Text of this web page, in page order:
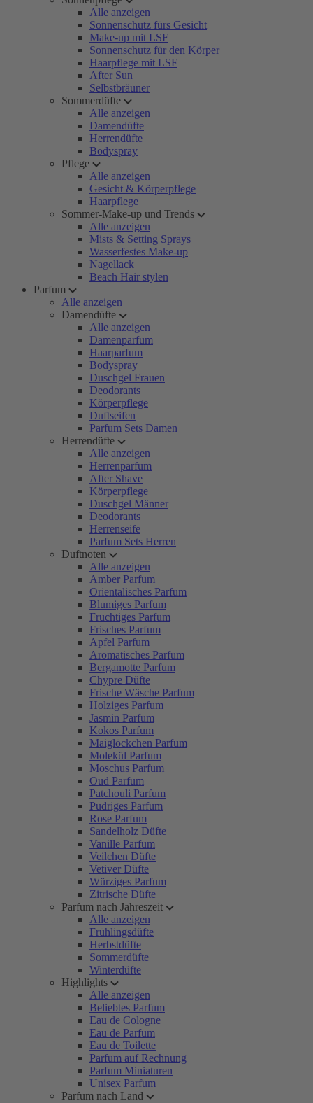
Alle anzeigen
Sonnenschutz fürs Gesicht
Make-up mit LSF
Sonnenschutz für den Körper
Haarpflege mit LSF
After Sun
Selbstbräuner
Sommerdüfte
Alle anzeigen
Damendüfte
Herrendüfte
Bodyspray
Pflege
Alle anzeigen
Gesicht & Körperpflege
Haarpflege
Sommer-Make-up und Trends
Alle anzeigen
Mists & Setting Sprays
Wasserfestes Make-up
Nagellack
Beach Hair stylen
Parfum
Alle anzeigen
Damendüfte
Alle anzeigen
Damenparfum
Haarparfum
Bodyspray
Duschgel Frauen
Deodorants
Körperpflege
Duftseifen
Parfum Sets Damen
Herrendüfte
Alle anzeigen
Herrenparfum
After Shave
Körperpflege
Duschgel Männer
Deodorants
Herrenseife
Parfum Sets Herren
Duftnoten
Alle anzeigen
Amber Parfum
Orientalisches Parfum
Blumiges Parfum
Fruchtiges Parfum
Frisches Parfum
Apfel Parfum
Aromatisches Parfum
Bergamotte Parfum
Chypre Düfte
Frische Wäsche Parfum
Holziges Parfum
Jasmin Parfum
Kokos Parfum
Maiglöckchen Parfum
Molekül Parfum
Moschus Parfum
Oud Parfum
Patchouli Parfum
Pudriges Parfum
Rose Parfum
Sandelholz Düfte
Vanille Parfum
Veilchen Düfte
Vetiver Düfte
Würziges Parfum
Zitrische Düfte
Parfum nach Jahreszeit
Alle anzeigen
Frühlingsdüfte
Herbstdüfte
Sommerdüfte
Winterdüfte
Highlights
Alle anzeigen
Beliebtes Parfum
Eau de Cologne
Eau de Parfum
Eau de Toilette
Parfum auf Rechnung
Parfum Miniaturen
Unisex Parfum
Parfum nach Land